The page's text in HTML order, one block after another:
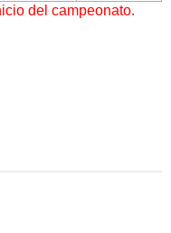
del campeonato.